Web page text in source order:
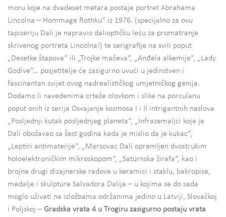
moru koje na dvadeset metara postaje portret Abrahama
Lincolna – Hommage Rothku“ iz 1976. (specijalno za ovu
tapiseriju Dali je napravio dalioptičku leću za promatranje
skrivenog portreta Lincolna!) te serigrafije na svili poput
„Desetke štapova“ ili „Trojke mačeva“, „Anđela alkemije“, „Lady
Godive“… posjetitelje će zasigurno uvući u jedinstven i
fascinantan svijet ovog nadrealističkog umjetničkog genija.
Dodamo li navedenima crteže olovkom i slike na porculanu
poput onih iz serija Osvajanje kozmosa I i II intrigantnih naslova
„Posljednji kutak posljednjeg planeta“, „Infrazemaljci koje je
Dalí obožavao sa šest godina kada je mislio da je kukac“,
„Leptiri antimaterije“, „Marsovac Dalí opremljen dvostrukim
holoelektroničkim mikroskopom“, „Saturnska žirafa“, kao i
brojne drugi dizajnerske radove u keramici i staklu, bakropise,
medalje i skulpture Salvadora Dalíja – u kojima se do sada
moglo uživati na izložbama održanima jedino u Latviji, Slovačkoj
i Poljskoj – Gradska vrata 4 u Trogiru zasigurno postaju vrata